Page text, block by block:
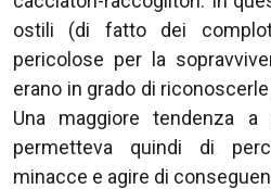
ostili (di fatto dei
pericolose per la
erano in grado di
Una maggiore tendenza
permetteva quindi di
minacce e agire di